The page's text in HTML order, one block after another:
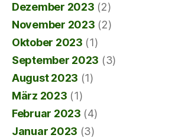
Dezember 2023 (2)
November 2023 (2)
Oktober 2023 (1)
September 2023 (3)
August 2023 (1)
März 2023 (1)
Februar 2023 (4)
Januar 2023 (3)